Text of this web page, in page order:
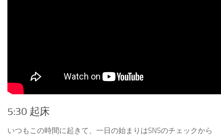
5:30 起床
いつもこの時間に起きて、一日の始まりはSNSのチェックから